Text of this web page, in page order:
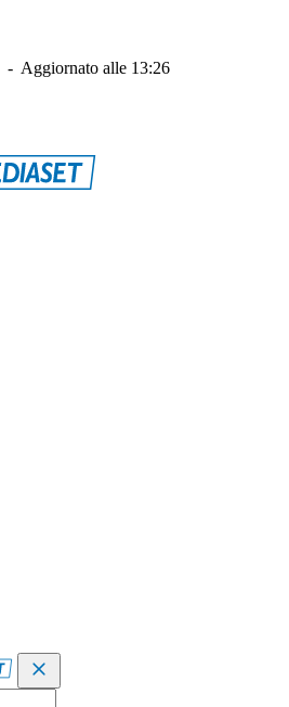
- Aggiornato alle 13:26